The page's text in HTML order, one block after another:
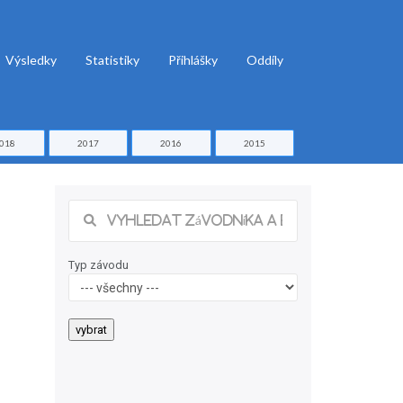
Výsledky Statistiky Přihlášky Oddíly
2017 2016 2015
Typ závodu